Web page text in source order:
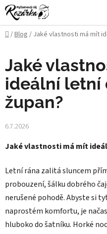
Přejít
na
obsah
Domů
/Blog / Jaké vlastnosti má mít
Jaké
ideální letní
župan?
6.7.2026
Jaké vlastnosti má mít
Letní rána zalitá sluncem
probouzení, šálku dobrého
nerušené pohodě. Abyste si
naprostém komfortu, je
hluboko do šatníku. Horké